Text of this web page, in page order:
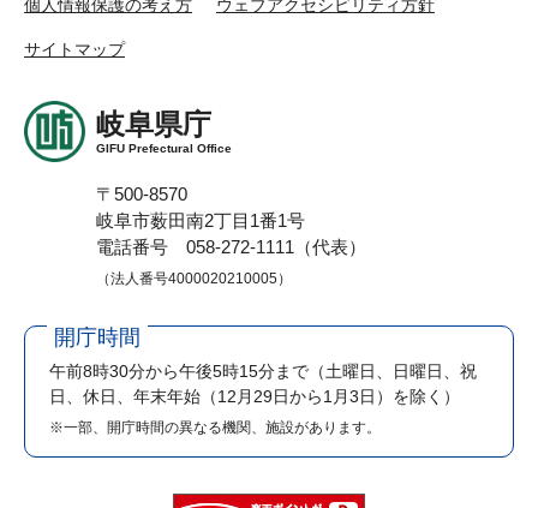
個人情報保護の考え方 ウェブアクセシビリティ方針
サイトマップ
岐阜県庁
GIFU Prefectural Office
〒500-8570
岐阜市薮田南2丁目1番1号
電話番号 058-272-1111（代表）
（法人番号4000020210005）
開庁時間
午前8時30分から午後5時15分まで （土曜日、日曜日、祝
日、休日、年末年始（12月29日から1月3日）を除く）
※一部、開庁時間の異なる機関、施設があります。